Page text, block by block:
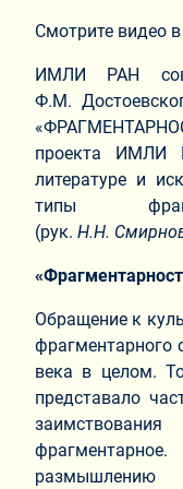
Смотрите видео
ИМЛИ РАН
Ф.М.
проекта ИМЛИ
литературе и
типы
(рук. Н.Н.
Обращение к
фрагментарного
века в целом.
представало